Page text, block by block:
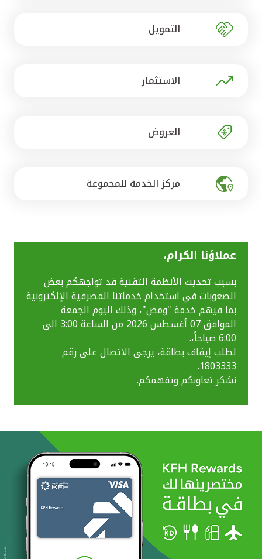
مصر
التمويل
الاستثمار
العروض
مركز الخدمة للمجموعة
عملاؤنا الكرام،
بسبب تحديث الأنظمة التقنية قد تواجهكم بعض
الصعوبات في استخدام خدماتنا المصرفية الإلكترونية
بما فيهم خدمة "ومض"، وذلك اليوم الجمعة
الموافق 07 أغسطس 2026 من الساعة 3:00 الى
6:00 صباحاً،.
لطلب إيقاف بطاقة، يرجى الاتصال على رقم
1803333.
نشكر تعاونكم وتفهمكم.